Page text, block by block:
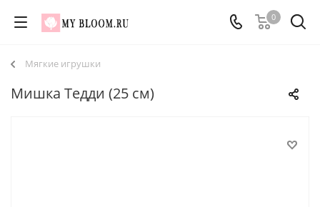
0
Мягкие игрушки
Мишка Тедди (25 см)